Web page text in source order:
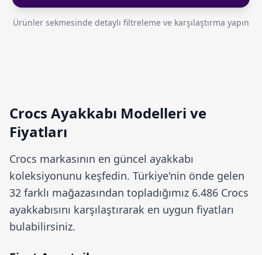
Ürünler sekmesinde detaylı filtreleme ve karşılaştırma yapın
Crocs Ayakkabı Modelleri ve
Fiyatları
Crocs markasının en güncel ayakkabı
koleksiyonunu keşfedin. Türkiye'nin önde gelen
32 farklı mağazasından topladığımız 6.486 Crocs
ayakkabısını karşılaştırarak en uygun fiyatları
bulabilirsiniz.